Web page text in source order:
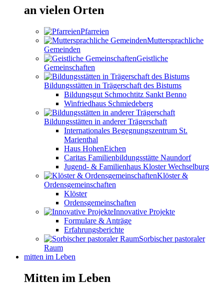
an vielen Orten
Pfarreien
Muttersprachliche
Gemeinden
Geistliche
Gemeinschaften
Bildungsstätten in Trägerschaft des Bistums
Bildungsgut Schmochtitz Sankt Benno
Winfriedhaus Schmiedeberg
Bildungsstätten in anderer Trägerschaft
Internationales Begegnungszentrum St.
Marienthal
Haus HohenEichen
Caritas Familienbildungsstätte Naundorf
Jugend- & Familienhaus Kloster Wechselburg
Klöster &
Ordensgemeinschaften
Klöster
Ordensgemeinschaften
Innovative Projekte
Formulare & Anträge
Erfahrungsberichte
Sorbischer pastoraler
Raum
mitten im Leben
Mitten im Leben